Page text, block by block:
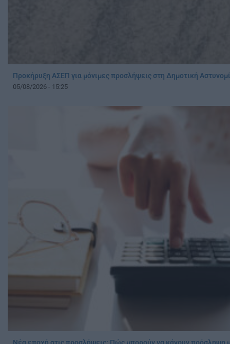
Προκήρυξη ΑΣΕΠ για μόνιμες προσλήψεις στη Δημοτική
05/08/2026 - 15:25